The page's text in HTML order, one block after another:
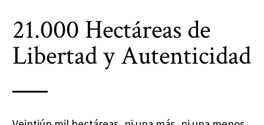
21.000 Hectáreas de
Libertad y Autenticidad